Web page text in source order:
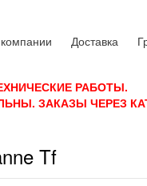
Доставка
РАБОТЫ.
ЗАКАЗЫ ЧЕРЕЗ
Tf